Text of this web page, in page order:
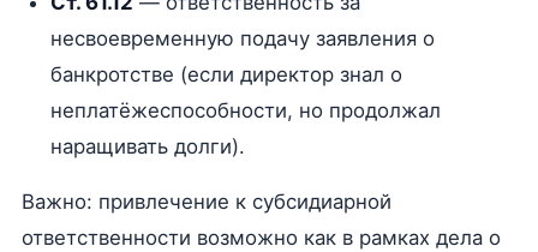
несвоевременную подачу заявления о
банкротстве (если директор знал о
неплатёжеспособности, но продолжал
наращивать долги).
Важно: привлечение к субсидиарной
ответственности возможно как в рамках дела о